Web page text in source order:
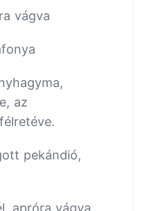
vágva
az
pekándió,
apróra vágva,